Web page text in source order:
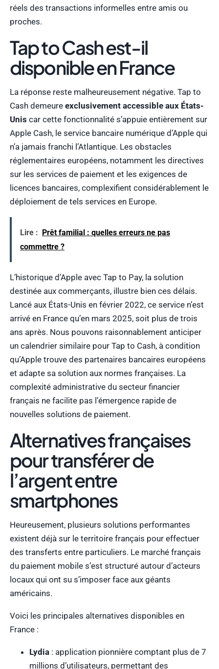
réels des transactions informelles entre amis ou
proches.
Tap to Cash est-il
disponible en France
La réponse reste malheureusement négative. Tap to
Cash demeure exclusivement accessible aux États-
Unis car cette fonctionnalité s’appuie entièrement sur
Apple Cash, le service bancaire numérique d’Apple qui
n’a jamais franchi l’Atlantique. Les obstacles
réglementaires européens, notamment les directives
sur les services de paiement et les exigences de
licences bancaires, complexifient considérablement le
déploiement de tels services en Europe.
Lire :
Prêt familial : quelles erreurs ne pas
commettre ?
L’historique d’Apple avec Tap to Pay, la solution
destinée aux commerçants, illustre bien ces délais.
Lancé aux États-Unis en février 2022, ce service n’est
arrivé en France qu’en mars 2025, soit plus de trois
ans après. Nous pouvons raisonnablement anticiper
un calendrier similaire pour Tap to Cash, à condition
qu’Apple trouve des partenaires bancaires européens
et adapte sa solution aux normes françaises. La
complexité administrative du secteur financier
français ne facilite pas l’émergence rapide de
nouvelles solutions de paiement.
Alternatives françaises
pour transférer de
l’argent entre
smartphones
Heureusement, plusieurs solutions performantes
existent déjà sur le territoire français pour effectuer
des transferts entre particuliers. Le marché français
du paiement mobile s’est structuré autour d’acteurs
locaux qui ont su s’imposer face aux géants
américains.
Voici les principales alternatives disponibles en
France :
Lydia : application pionnière comptant plus de 7
millions d’utilisateurs, permettant des